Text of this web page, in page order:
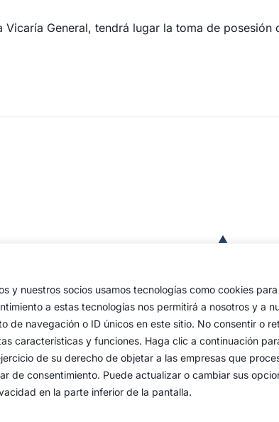
y nuestros socios usamos tecnologías como cookies
a estas tecnologías nos permitirá a nosotros y a
de navegación o ID únicos en este sitio. No consentir o
características y funciones. Haga clic a continuación
de su derecho de objetar a las empresas que
de consentimiento. Puede actualizar o cambiar sus
en la parte inferior de la pantalla.
General, tendrá lugar la toma de
Cofradía de
Jesús de las
la Estrella,
Crucis, San
Justa y
41
las Penas, 4